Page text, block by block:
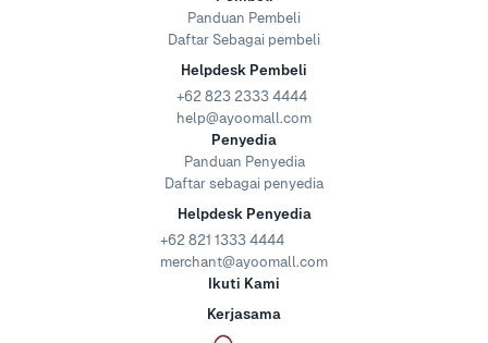
Panduan Pembeli
Daftar Sebagai pembeli
Helpdesk Pembeli
+62 823 2333 4444
help@ayoomall.com
Penyedia
Panduan Penyedia
Daftar sebagai penyedia
Helpdesk Penyedia
+62 821 1333 4444
merchant@ayoomall.com
Ikuti Kami
Kerjasama